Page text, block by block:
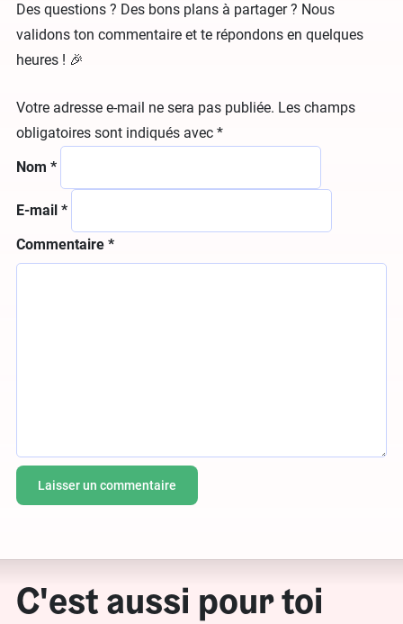
Des questions ? Des bons plans à partager ? Nous
validons ton commentaire et te répondons en quelques
heures ! 🎉
Votre adresse e-mail ne sera pas publiée. Les champs
obligatoires sont indiqués avec *
Commentaire *
Nom *
E-mail *
C'est aussi pour toi